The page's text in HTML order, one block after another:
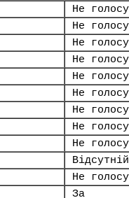
Не
Не
Не
Не
Не
Не
Не
Не
Не
Відсутній
Не
За